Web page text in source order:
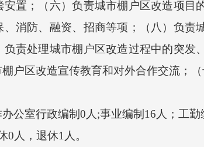
安置；（六）负责城市棚户区改造项目
消防、融资、招商等项；（八）负责
责处理城市棚户区改造过程中的突
户区改造宣传教育和对外合作交流；
室行政编制0人;事业编制16人；工勤
人，退休1人。